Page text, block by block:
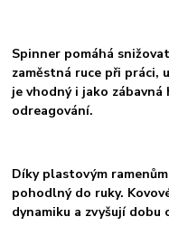
Spinner pomáhá
zaměstná ruce při práci,
je vhodný i jako
odreagování.
Díky plastovým
pohodlný do ruky.
dynamiku a zvyšují dobu